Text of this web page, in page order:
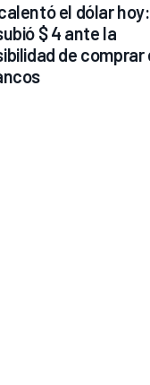
el dólar
$ 4 ante la
de comprar